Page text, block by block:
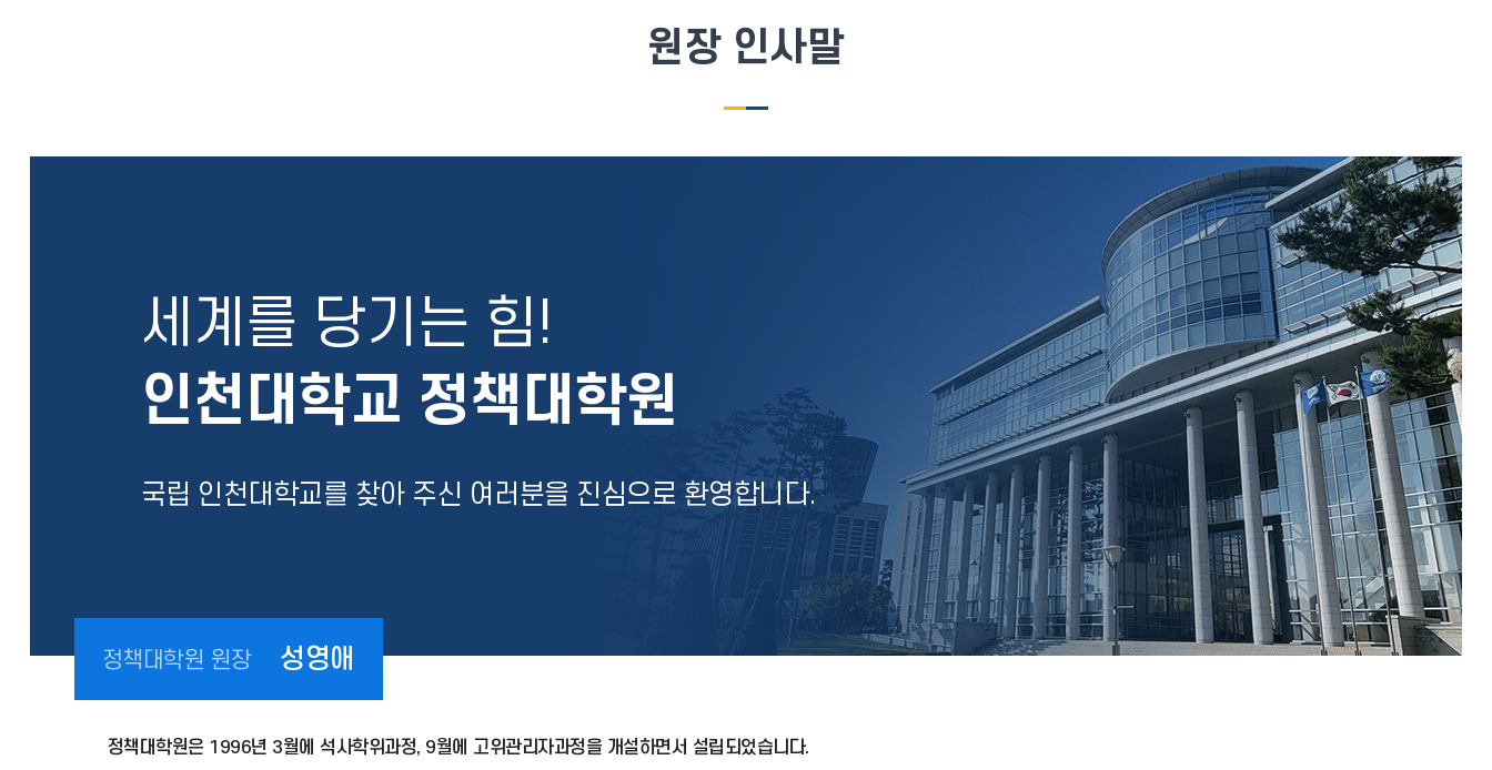
원장 인사말
정책대학원 원장 성영애
세계를 당기는 힘!
인천대학교 정책대학원
국립 인천대학교를 찾아 주신 여러분을 진심으로 환영합니다.
정책대학원은 1996년 3월에 석사학위과정, 9월에 고위관리자과정을 개설하면서 설립되었습니다.